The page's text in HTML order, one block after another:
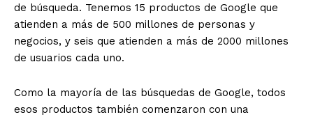
de búsqueda. Tenemos 15 productos de Google que
atienden a más de 500 millones de personas y
negocios, y seis que atienden a más de 2000 millones
de usuarios cada uno.
Como la mayoría de las búsquedas de Google, todos
esos productos también comenzaron con una